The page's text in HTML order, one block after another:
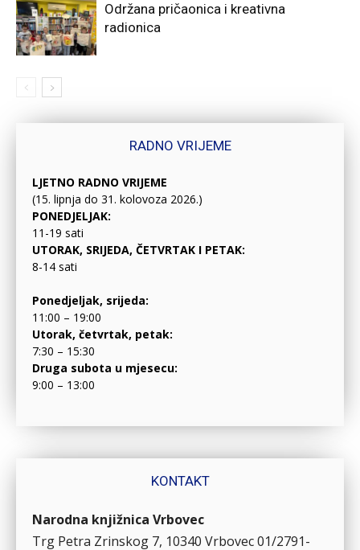
Održana pričaonica i kreativna
radionica
RADNO VRIJEME
LJETNO RADNO VRIJEME
(15. lipnja do 31. kolovoza 2026.)
PONEDJELJAK:
11-19 sati
UTORAK, SRIJEDA, ČETVRTAK I PETAK:
8-14 sati
Ponedjeljak, srijeda:
11:00 – 19:00
Utorak, četvrtak, petak:
7:30 – 15:30
Druga subota u mjesecu:
9:00 – 13:00
KONTAKT
Narodna knjižnica Vrbovec
Trg Petra Zrinskog 7, 10340 Vrbovec01/2791-